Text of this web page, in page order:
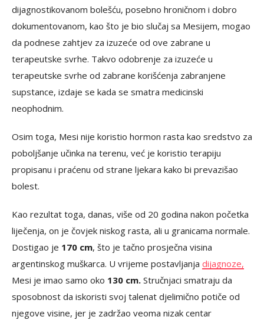
dijagnostikovanom bolešću, posebno hroničnom i dobro
dokumentovanom, kao što je bio slučaj sa Mesijem, mogao
da podnese zahtjev za izuzeće od ove zabrane u
terapeutske svrhe. Takvo odobrenje za izuzeće u
terapeutske svrhe od zabrane korišćenja zabranjene
supstance, izdaje se kada se smatra medicinski
neophodnim.
Osim toga, Mesi nije koristio hormon rasta kao sredstvo za
poboljšanje učinka na terenu, već je koristio terapiju
propisanu i praćenu od strane ljekara kako bi prevazišao
bolest.
Kao rezultat toga, danas, više od 20 godina nakon početka
liječenja, on je čovjek niskog rasta, ali u granicama normale.
Dostigao je 170 cm, što je tačno prosječna visina
argentinskog muškarca. U vrijeme postavljanja dijagnoze,
Mesi je imao samo oko 130 cm. Stručnjaci smatraju da
sposobnost da iskoristi svoj talenat djelimično potiče od
njegove visine, jer je zadržao veoma nizak centar